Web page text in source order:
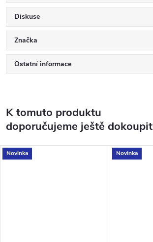
Diskuse
Značka
Ostatní informace
K tomuto produktu
doporučujeme ještě dokoupit
Novinka Novinka